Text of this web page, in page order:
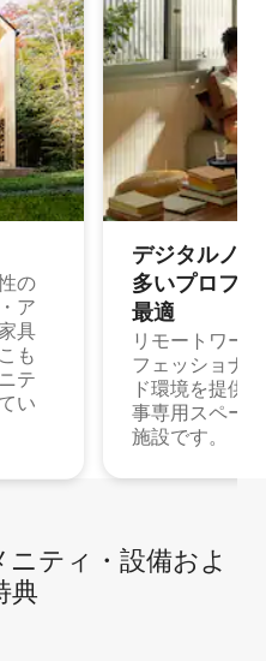
の
ア
具
も
テ
い
デジタルノ
多⁠いプ⁠ロ⁠フ⁠
最⁠適
リモートワー
フェッショナ
ド環境を提供
事専用スペー
施設です。
テ⁠ィ⁠・設⁠備⁠およ
典